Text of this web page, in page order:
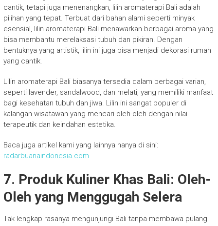
cantik, tetapi juga menenangkan, lilin aromaterapi Bali adalah
pilihan yang tepat. Terbuat dari bahan alami seperti minyak
esensial, lilin aromaterapi Bali menawarkan berbagai aroma yang
bisa membantu merelaksasi tubuh dan pikiran. Dengan
bentuknya yang artistik, lilin ini juga bisa menjadi dekorasi rumah
yang cantik.
Lilin aromaterapi Bali biasanya tersedia dalam berbagai varian,
seperti lavender, sandalwood, dan melati, yang memiliki manfaat
bagi kesehatan tubuh dan jiwa. Lilin ini sangat populer di
kalangan wisatawan yang mencari oleh-oleh dengan nilai
terapeutik dan keindahan estetika.
Baca juga artikel kami yang lainnya hanya di sini:
radarbuanaindonesia.com
7. Produk Kuliner Khas Bali: Oleh-
Oleh yang Menggugah Selera
Tak lengkap rasanya mengunjungi Bali tanpa membawa pulang